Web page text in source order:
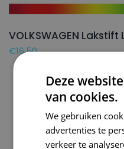
VOLKSWAGEN Lakstift
€16,50
Deze
van cookies.
We gebruiken
advertenties te
verkeer te